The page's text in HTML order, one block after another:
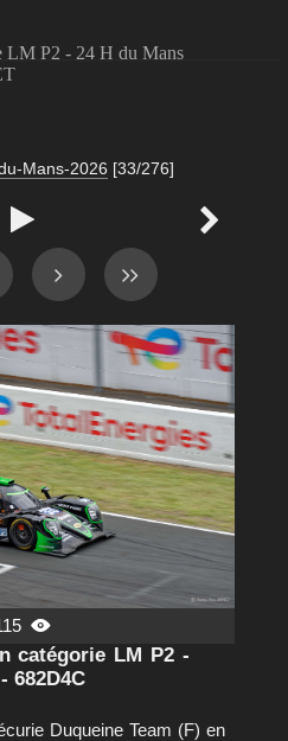
LM P2 - 24 H du Mans
Mans-2026 [33/276]
 

catégorie LM P2 -
682D4C
Duqueine Team (F) en